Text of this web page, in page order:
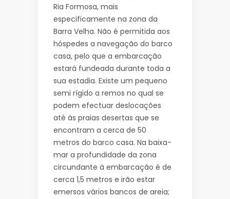
Ria Formosa, mais
especificamente na zona da
Barra Velha. Não é permitida aos
hóspedes a navegação do barco
casa, pelo que a embarcação
estará fundeada durante toda a
sua estadia. Existe um pequeno
semi rígido a remos no qual se
podem efectuar deslocações
até às praias desertas que se
encontram a cerca de 50
metros do barco casa. Na baixa-
mar a profundidade da zona
circundante à embarcação é de
cerca 1,5 metros e irão estar
emersos vários bancos de areia;